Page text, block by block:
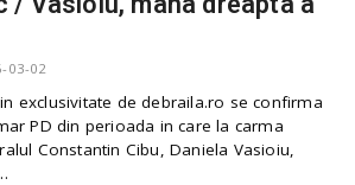
03-02
exclusivitate de debraila.ro se confirma
PD din perioada in care la carma
Constantin Cibu, Daniela Vasioiu,